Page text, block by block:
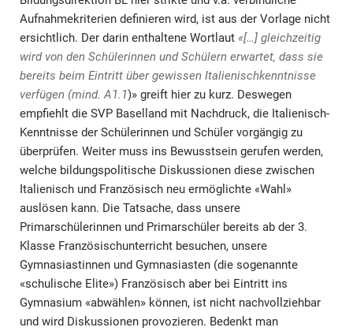
Aufnahmekriterien definieren wird, ist aus der Vorlage nicht
ersichtlich. Der darin enthaltene Wortlaut «[…] gleichzeitig
wird von den Schülerinnen und Schülern erwartet, dass sie
bereits beim Eintritt über gewissen Italienischkenntnisse
verfügen (mind. A1.1)» greift hier zu kurz. Deswegen
empfiehlt die SVP Baselland mit Nachdruck, die Italienisch-
Kenntnisse der Schülerinnen und Schüler vorgängig zu
überprüfen. Weiter muss ins Bewusstsein gerufen werden,
welche bildungspolitische Diskussionen diese zwischen
Italienisch und Französisch neu ermöglichte «Wahl»
auslösen kann. Die Tatsache, dass unsere
Primarschülerinnen und Primarschüler bereits ab der 3.
Klasse Französischunterricht besuchen, unsere
Gymnasiastinnen und Gymnasiasten (die sogenannte
«schulische Elite») Französisch aber bei Eintritt ins
Gymnasium «abwählen» können, ist nicht nachvollziehbar
und wird Diskussionen provozieren. Bedenkt man